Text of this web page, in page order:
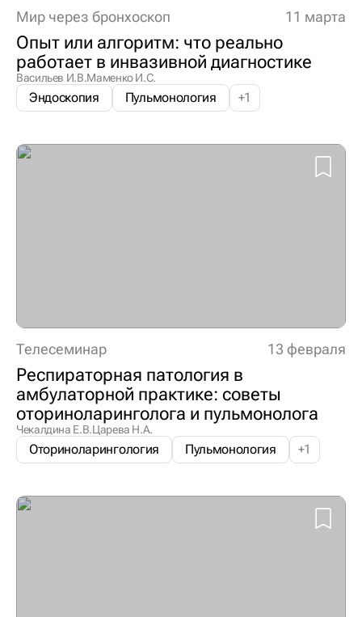
Мир через бронхоскоп 11 марта
Опыт или алгоритм: что реально
работает в инвазивной диагностике
Васильев И.В.Маменко И.С.
Эндоскопия Пульмонология +1
Телесеминар 13 февраля
Респираторная патология в
амбулаторной практике: советы
оториноларинголога и пульмонолога
Чекалдина Е.В.Царева Н.А.
Оториноларингология Пульмонология +1